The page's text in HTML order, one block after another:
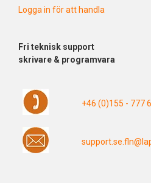
Logga in för att handla
Fri teknisk support
skrivare & programvara
+46 (0)155 - 777